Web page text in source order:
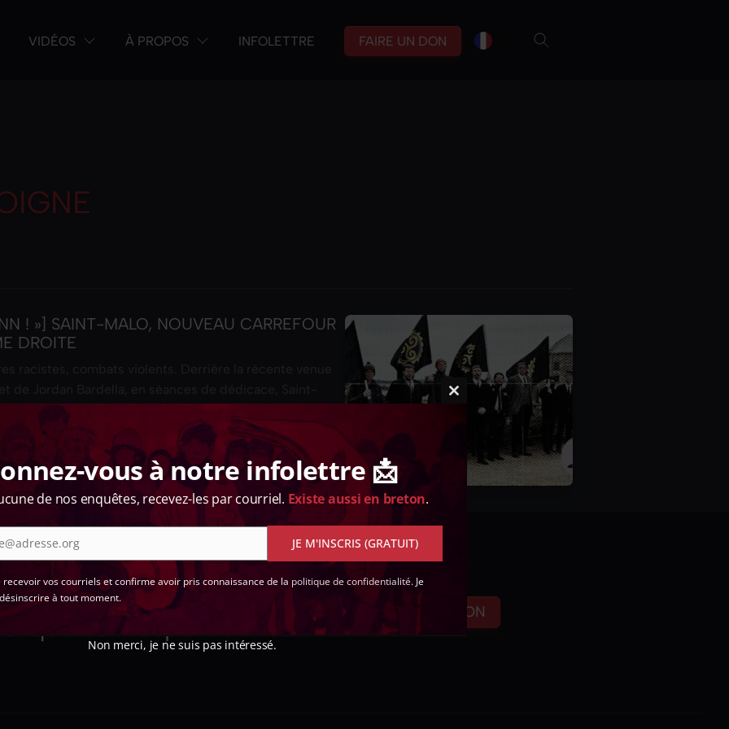
VIDÉOS À PROPOS INFOLETTRE FAIRE UN DON br
! »] SAINT-MALO, NOUVEAU CARREFOUR
DROITE
et hors ses remparts, des éléments de…
!
indépendant en
FAIRE UN DON
Close
vous à notre infolettre 📩
de nos enquêtes, recevez-les par courriel. Existe aussi en breton.
JE M'INSCRIS (GRATUIT)
recevoir vos courriels et confirme avoir pris connaissance de la politique de confidentialité. Je
à tout moment.
Non merci, je ne suis pas intéressé.